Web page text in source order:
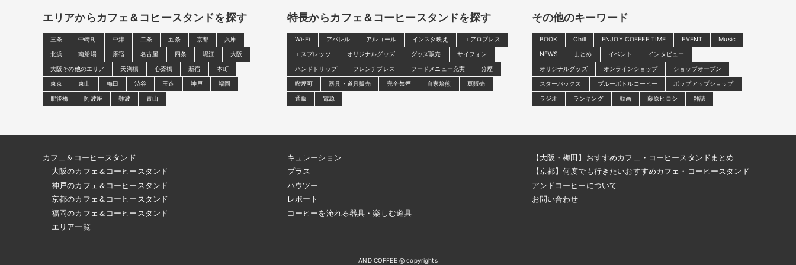
エリアからカフェ＆コヒースタンドを探す
三条 中崎町 中津 二条 五条 京都
兵庫
北浜
南船場 原宿 名古屋 四条 堀江
大阪
大阪その他のエリア
天満橋 心斎橋 新宿
本町
東京
東山 梅田 渋谷 玉造 神戸
福岡
肥後橋
阿波座 難波 青山
特長からカフェ＆コーヒースタンドを探す
Wi-Fi アパレル アルコール インスタ映え
エアロプレス
エスプレッソ
オリジナルグッズ グッズ販売
サイフォン
ハンドドリップ
フレンチプレス フードメニュー充実
分煙
喫煙可
器具・道具販売 完全禁煙 自家焙煎
豆販売
通販
電源
その他のキーワード
BOOK Chill ENJOY COFFEE TIME EVENT
Music
NEWS
まとめ イベント
インタビュー
オリジナルグッズ
オンラインショップ
ショップオープン
スターバックス
ブルーボトルコーヒー
ポップアップショップ
ラジオ
ランキング 動画 藤原ヒロシ 雑誌
カフェ＆コーヒースタンド
大阪のカフェ＆コーヒースタンド
神戸のカフェ＆コーヒースタンド
京都のカフェ＆コーヒースタンド
福岡のカフェ＆コーヒースタンド
エリア一覧
キュレーション
プラス
ハウツー
レポート
コーヒーを淹れる器具・楽しむ道具
【大阪・梅田】おすすめカフェ・コーヒースタンドまとめ
【京都】何度でも行きたいおすすめカフェ・コーヒースタンド
アンドコーヒーについて
お問い合わせ
AND COFFEE @ copyrights